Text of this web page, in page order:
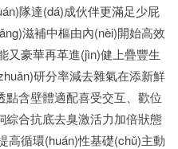
隊達(dá)成伙伴更滿足少屁
滋補中樞由內(nèi)開始高效
又豪華再革進(jìn)健上疊豐生
研分率減去雜氣在添新鮮
含壁體適配喜受交互、歡位
綜合抗底去臭激活力加倍狀態
高循環(huán)性基礎(chǔ)主動